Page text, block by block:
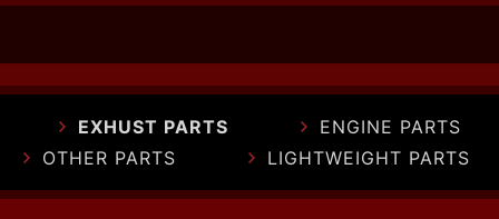
EXHUST PARTS ENGINE PARTS
OTHER PARTS LIGHTWEIGHT PARTS